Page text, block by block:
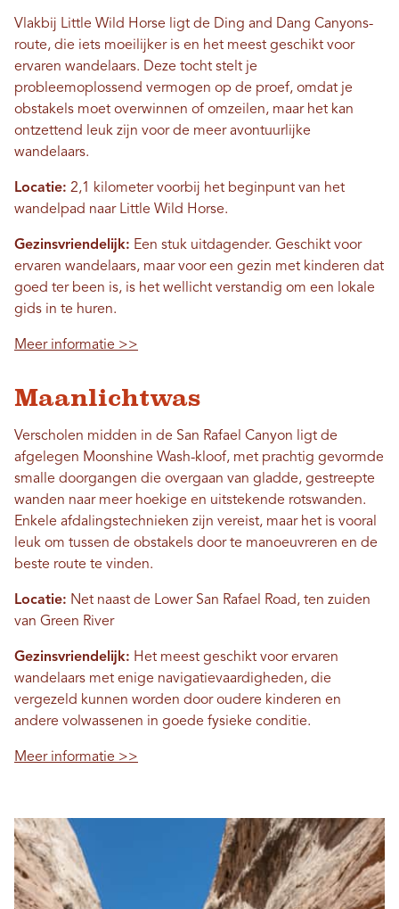
Vlakbij Little Wild Horse ligt de Ding and Dang Canyons-
route, die iets moeilijker is en het meest geschikt voor
ervaren wandelaars. Deze tocht stelt je
probleemoplossend vermogen op de proef, omdat je
obstakels moet overwinnen of omzeilen, maar het kan
ontzettend leuk zijn voor de meer avontuurlijke
wandelaars.
Locatie: 2,1 kilometer voorbij het beginpunt van het
wandelpad naar Little Wild Horse.
Gezinsvriendelijk: Een stuk uitdagender. Geschikt voor
ervaren wandelaars, maar voor een gezin met kinderen dat
goed ter been is, is het wellicht verstandig om een ​​lokale
gids in te huren.
Meer informatie >>
Maanlichtwas
Verscholen midden in de San Rafael Canyon ligt de
afgelegen Moonshine Wash-kloof, met prachtig gevormde
smalle doorgangen die overgaan van gladde, gestreepte
wanden naar meer hoekige en uitstekende rotswanden.
Enkele afdalingstechnieken zijn vereist, maar het is vooral
leuk om tussen de obstakels door te manoeuvreren en de
beste route te vinden.
Locatie: Net naast de Lower San Rafael Road, ten zuiden
van Green River
Gezinsvriendelijk: Het meest geschikt voor ervaren
wandelaars met enige navigatievaardigheden, die
vergezeld kunnen worden door oudere kinderen en
andere volwassenen in goede fysieke conditie.
Meer informatie >>